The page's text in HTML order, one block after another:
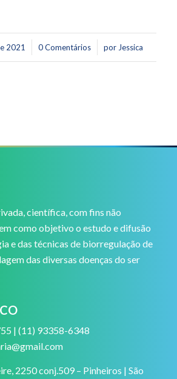
2021 0 Comentários
/ por Jessica
científica, com fins não
como objetivo o estudo e difusão
e das técnicas de biorregulação de
das diversas doenças do ser
| (11) 93358-6348
2250 conj.509 – Pinheiros | São